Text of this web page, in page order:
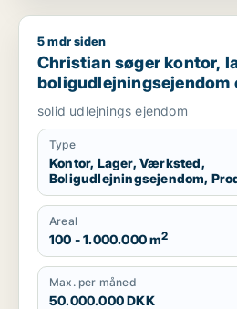
Christian søger kontor, lager,
5 mdr siden
Christian søger kontor,
boligudlejningsejendom
produktionslokaler til
Roskilde eller Holbæk
solid udlejnings ejendom
Type
Kontor, Lager, Værksted,
Boligudlejningsejendom,
Areal
100 - 1.000.000 m2
Max. per måned
50.000.000 DKK